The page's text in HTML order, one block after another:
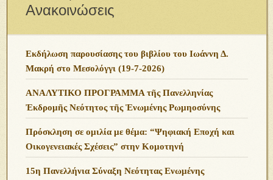
Ανακοινώσεις
Εκδήλωση παρουσίασης του βιβλίου του Ιωάννη Δ.
Μακρή στο Μεσολόγγι (19-7-2026)
ΑΝΑΛΥΤΙΚΟ ΠΡΟΓΡΑΜΜΑ τῆς Πανελληνίας
Ἐκδρομῆς Νεότητος τῆς Ἑνωμένης Ρωμηοσύνης
Πρόσκληση σε ομιλία με θέμα: “Ψηφιακή Εποχή και
Οικογενειακές Σχέσεις” στην Κομοτηνή
15η Πανελλήνια Σύναξη Νεότητας Ενωμένης